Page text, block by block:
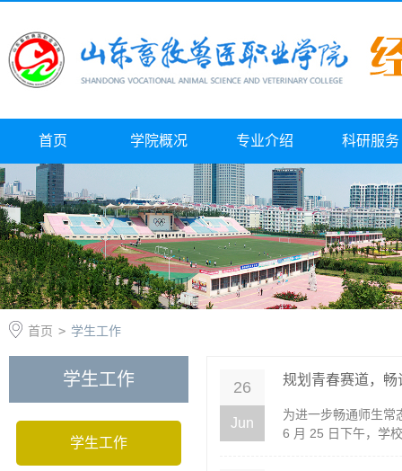
首页 学院概况 专业介绍 科研服务
首页 > 学生工作
学生工作
学生工作
26
Jun
规划青春赛道，
为进一步畅通师生常
6 月 25 日下午，学